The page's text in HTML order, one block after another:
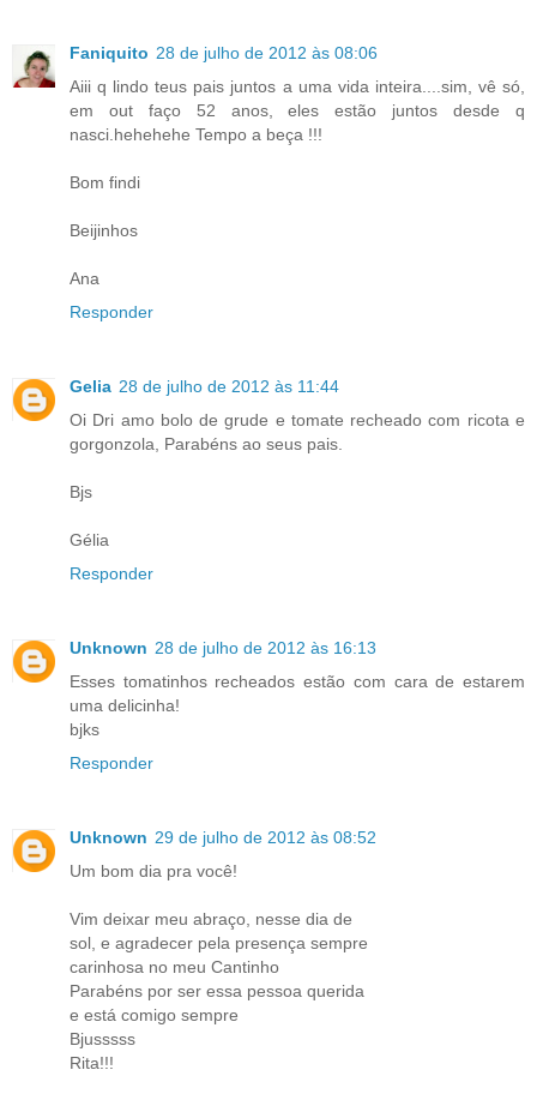
Faniquito 28 de julho de 2012 às 08:06
Aiii q lindo teus pais juntos a uma vida inteira....sim, vê só,
em out faço 52 anos, eles estão juntos desde q
nasci.hehehehe Tempo a beça !!!
Bom findi
Beijinhos
Ana
Responder
Gelia 28 de julho de 2012 às 11:44
Oi Dri amo bolo de grude e tomate recheado com ricota e
gorgonzola, Parabéns ao seus pais.
Bjs
Gélia
Responder
Unknown 28 de julho de 2012 às 16:13
Esses tomatinhos recheados estão com cara de estarem
uma delicinha!
bjks
Responder
Unknown 29 de julho de 2012 às 08:52
Um bom dia pra você!
Vim deixar meu abraço, nesse dia de
sol, e agradecer pela presença sempre
carinhosa no meu Cantinho
Parabéns por ser essa pessoa querida
e está comigo sempre
Bjusssss
Rita!!!